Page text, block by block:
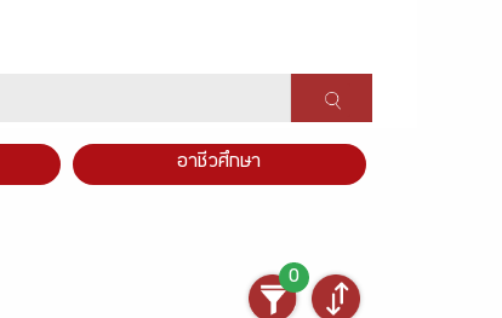
อาชีวศึกษา
0